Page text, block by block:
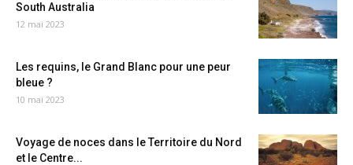
South Australia
12 mai 2023
Les requins, le Grand Blanc pour une peur
bleue ?
10 mai 2023
Voyage de noces dans le Territoire du Nord
et le Centre...